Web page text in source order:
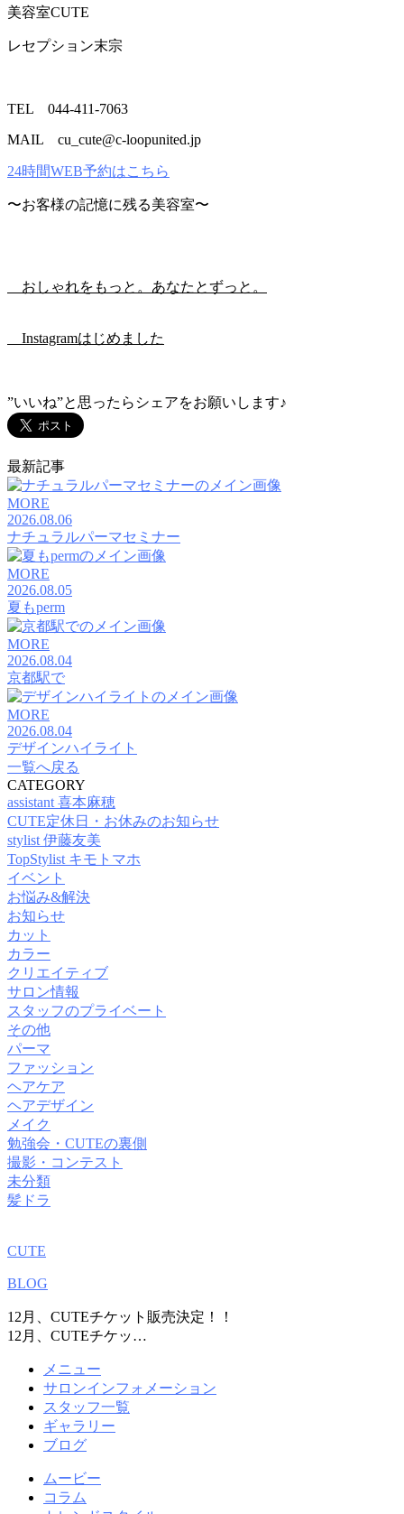
美容室CUTE
レセプション末宗
TEL 044-411-7063
MAIL cu_cute@c-loopunited.jp
24時間WEB予約はこちら
〜お客様の記憶に残る美容室〜
おしゃれをもっと。あなたとずっと。
Instagramはじめました
”いいね”と思ったらシェアをお願いします♪
最新記事
MORE
2026.08.06
ナチュラルパーマセミナー
MORE
2026.08.05
夏もperm
MORE
2026.08.04
京都駅で
MORE
2026.08.04
デザインハイライト
一覧へ戻る
CATEGORY
assistant 喜本麻穂
CUTE定休日・お休みのお知らせ
stylist 伊藤友美
TopStylist キモトマホ
イベント
お悩み&解決
お知らせ
カット
カラー
クリエイティブ
サロン情報
スタッフのプライベート
その他
パーマ
ファッション
ヘアケア
ヘアデザイン
メイク
勉強会・CUTEの裏側
撮影・コンテスト
未分類
髪ドラ
CUTE
BLOG
12月、CUTEチケット販売決定！！
12月、CUTEチケッ…
メニュー
サロンインフォメーション
スタッフ一覧
ギャラリー
ブログ
ムービー
コラム